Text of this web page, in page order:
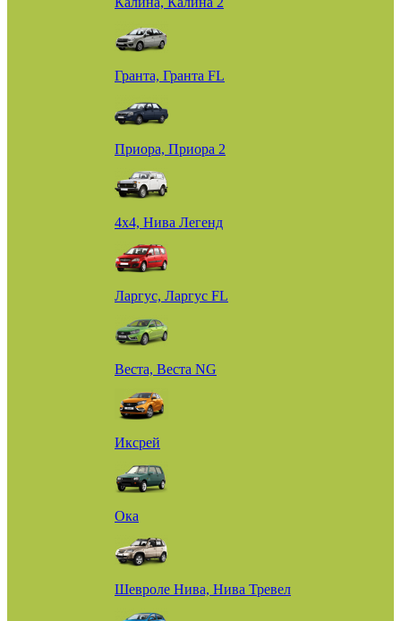
Гранта, Гранта FL
Приора, Приора 2
4х4, Нива Легенд
Ларгус, Ларгус FL
Веста, Веста NG
Иксрей
Ока
Шевроле Нива, Нива Тревел